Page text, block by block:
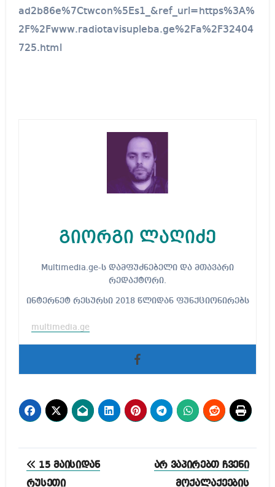
ad2b86e%7Ctwcon%5Es1_&ref_url=https%3A%
2F%2Fwww.radiotavisupleba.ge%2Fa%2F32404
725.html
გიორგი ლაღიძე
Multimedia.ge-ს დამფუძნებელი და მთავარი
რედაქტორი.
ინტერნეტ რესურსი 2018 წლიდან ფუნქციონირებს
multimedia.ge
პოსტის
15 მაისიდან
რუსეთი
არ ვაპირებთ ჩვენი
მოქალაქეების